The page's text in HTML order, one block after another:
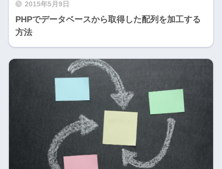
2015年5月9日
PHPでデータベースから取得した配列を加工する
方法